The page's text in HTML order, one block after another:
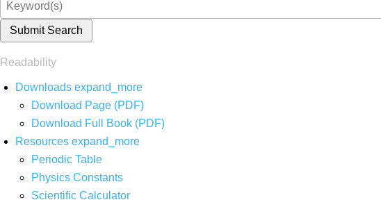
Submit Search
Readability
Downloads expand_more
Download Page (PDF)
Download Full Book (PDF)
Resources expand_more
Periodic Table
Physics Constants
Scientific Calculator